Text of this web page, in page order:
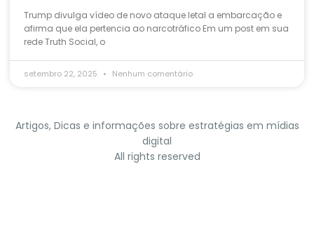
Trump divulga vídeo de novo ataque letal a embarcação e
afirma que ela pertencia ao narcotráfico Em um post em sua
rede Truth Social, o
setembro 22, 2025 Nenhum comentário
Artigos, Dicas e informações sobre estratégias em mídias
digital
All rights reserved